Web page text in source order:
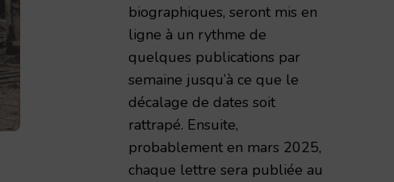
biographiques, seront mis en
ligne à un rythme de
quelques publications par
semaine jusqu’à ce que le
décalage de dates soit
rattrapé. Ensuite,
probablement en mars 2025,
chaque lettre sera publiée au